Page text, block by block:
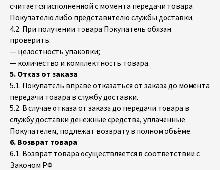
считается исполненной с момента передачи товара
Покупателю либо представителю службы доставки.
4.2. При получении товара Покупатель обязан
проверить:
— целостность упаковки;
— количество и комплектность товара.
5. Отказ от заказа
5.1. Покупатель вправе отказаться от заказа до момента
передачи товара в службу доставки.
5.2. В случае отказа от заказа до передачи товара в
службу доставки денежные средства, уплаченные
Покупателем, подлежат возврату в полном объёме.
6. Возврат товара
6.1. Возврат товара осуществляется в соответствии с
Законом РФ